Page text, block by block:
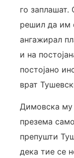
го заплашат.
решил да им
ангажирал
и на
постојано
врат
Димовска му
презема
препушти
дека тие се